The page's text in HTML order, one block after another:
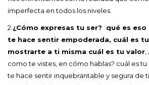
imperfecta en todos los niveles.
2. ¿Cómo expresas tu ser? qué es
te hace sentir empoderada, cuál es
mostrarte a ti misma cuál es tu valor
como te vistes, en cómo hablas? cuál es
te hace sentir inquebrantable y segura de